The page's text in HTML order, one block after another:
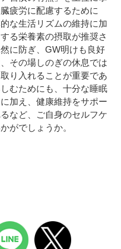
疲労に配慮するために
な生活リズムの維持に加
る栄養素の摂取が推奨さ
に防ぎ、GW明けも良好
その場しのぎの休息では
り入れることが重要であ
むためにも、十分な睡眠
加え、健康維持をサポー
など、ご自身のセルフケ
がでしょうか。